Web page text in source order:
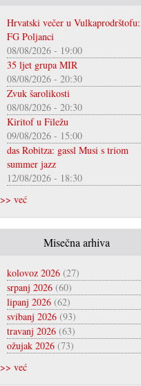
Hrvatski večer u Vulkaprodrštofu:
FG Poljanci
08/08/2026 - 19:00
35 ljet grupa MIR
08/08/2026 - 20:30
Zvuk šarolikosti
08/08/2026 - 20:30
Kiritof u Filežu
09/08/2026 - 15:00
das Robitza: gassl Musi s triom
summer jazz
12/08/2026 - 18:30
>> već
Misečna arhiva
kolovoz 2026(27)
srpanj 2026(60)
lipanj 2026(62)
svibanj 2026(93)
travanj 2026(63)
ožujak 2026(73)
>> već